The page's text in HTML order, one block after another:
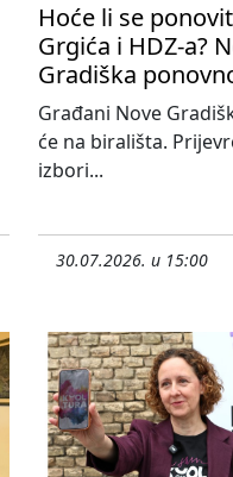
Hoće li se
Grgića i HDZ-a?
Gradiška
Građani Nove
će na birališta.
izbori...
30.07.2026. u 15:00